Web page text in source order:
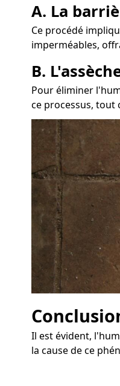
A. La
Ce procédé
imperméables,
B.
Pour éliminer
ce processus, tout
Il est évident,
la cause de ce